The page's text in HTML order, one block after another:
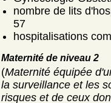
nombre de lits
57
hospitalisations
Maternité de niveau 2
(Maternité équipée
la surveillance et les
risques et de ceux